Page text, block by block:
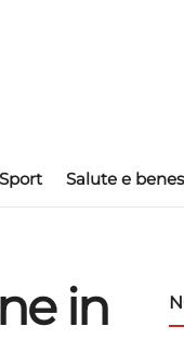
Sport Salute e
in